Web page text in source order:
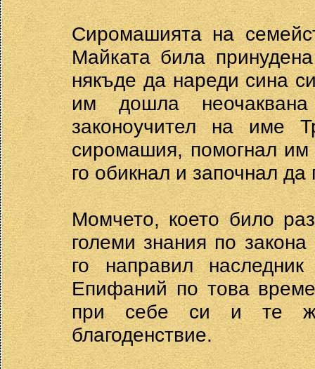
Сиромашията на
Майката била
някъде да нареди сина
им дошла
законоучител на име
сиромашия, помогнал
го обикнал и започнал да
Момчето, което било
големи знания по
го направил
Епифаний по това
при себе си и те
благоденствие.